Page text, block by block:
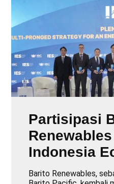
Partisipasi
Indonesia
Summit
Barito Renewables,